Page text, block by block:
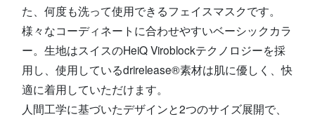
た、何度も洗って使用できるフェイスマスクです。
様々なコーディネートに合わせやすいベーシックカラ
ー。生地はスイスのHeiQ Viroblockテクノロジーを採
用し、使用しているdrirelease®素材は肌に優しく、快
適に着用していただけます。
人間工学に基づいたデザインと2つのサイズ展開で、